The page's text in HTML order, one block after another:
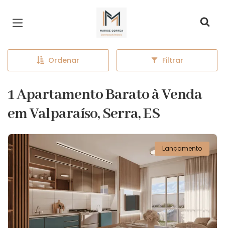
Página inicial
Ordenar Filtrar
1 Apartamento Barato à Venda
em Valparaíso, Serra, ES
Lançamento